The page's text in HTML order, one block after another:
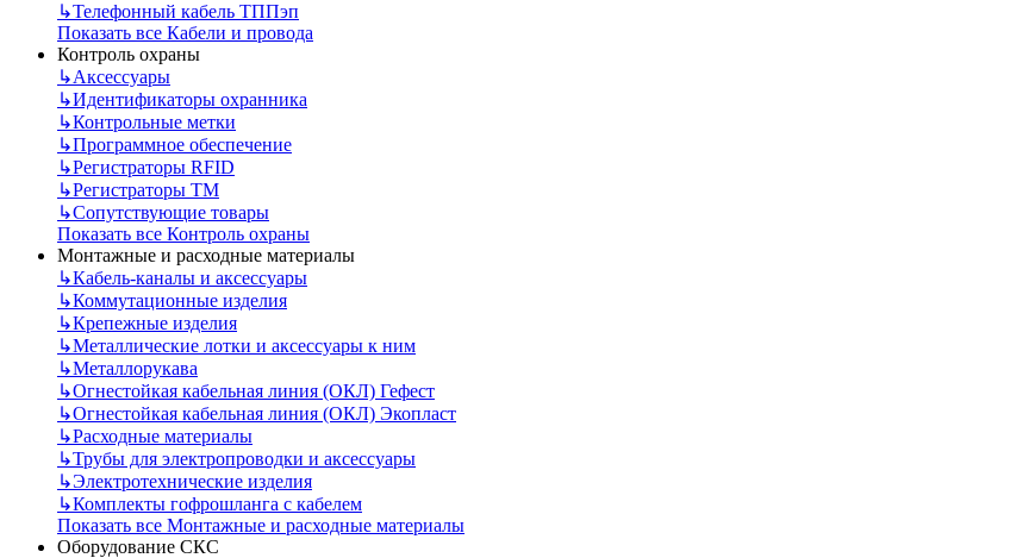
↳Телефонный кабель ТППэп
Показать все Кабели и провода
Контроль охраны
↳Аксессуары
↳Идентификаторы охранника
↳Контрольные метки
↳Программное обеспечение
↳Регистраторы RFID
↳Регистраторы ТМ
↳Сопутствующие товары
Показать все Контроль охраны
Монтажные и расходные материалы
↳Кабель-каналы и аксессуары
↳Коммутационные изделия
↳Крепежные изделия
↳Металлические лотки и аксессуары к ним
↳Металлорукава
↳Огнестойкая кабельная линия (ОКЛ) Гефест
↳Огнестойкая кабельная линия (ОКЛ) Экопласт
↳Расходные материалы
↳Трубы для электропроводки и аксессуары
↳Электротехнические изделия
↳Комплекты гофрошланга с кабелем
Показать все Монтажные и расходные материалы
Оборудование СКС